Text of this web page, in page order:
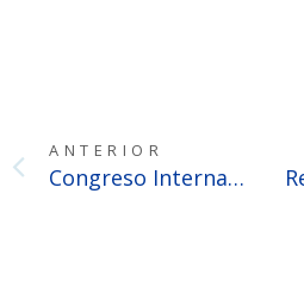
ANTERIOR
Congreso Internacional de Derecho Administrativo «Justicia y Administración: hacia un Gobierno Abierto”